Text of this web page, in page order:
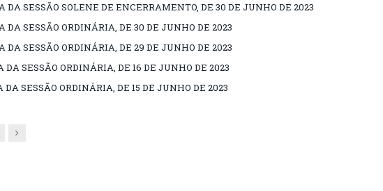
DA SESSÃO SOLENE DE ENCERRAMENTO, DE 30 DE JUNHO DE 2023
DA SESSÃO ORDINÁRIA, DE 30 DE JUNHO DE 2023
DA SESSÃO ORDINÁRIA, DE 29 DE JUNHO DE 2023
DA SESSÃO ORDINÁRIA, DE 16 DE JUNHO DE 2023
DA SESSÃO ORDINÁRIA, DE 15 DE JUNHO DE 2023
Next